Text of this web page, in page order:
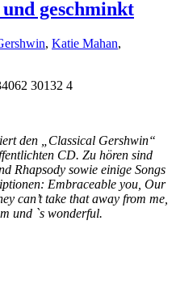
geschminkt
, Katie Mahan,
30132 4
den „Classical Gershwin“
CD. Zu hören sind
Rhapsody sowie einige Songs
Embraceable you, Our
can’t take that away from me,
und `s wonderful.